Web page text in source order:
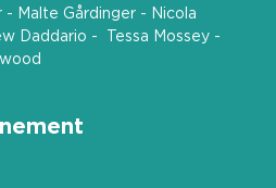
- Malte Gårdinger - Nicola
Daddario -  Tessa Mossey -